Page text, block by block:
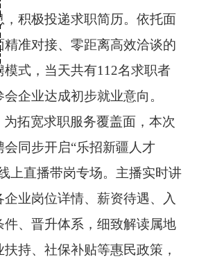
，积极投递求职简历。依托面
精准对接、零距离高效洽谈的
模式，当天共有112名求职者
会企业达成初步就业意向。
为拓宽求职服务覆盖面，本次
会同步开启“乐招新疆人才
上直播带岗专场。主播实时讲
企业岗位详情、薪资待遇、入
件、晋升体系，细致解读属地
扶持、社保补贴等惠民政策，